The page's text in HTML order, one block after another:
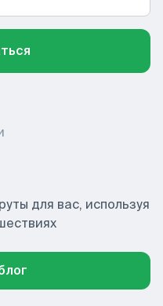
для вас, используя